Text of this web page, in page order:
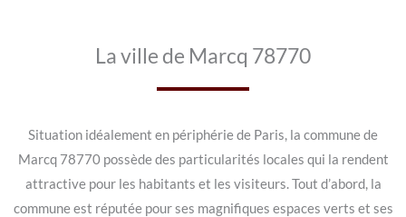
La ville de Marcq 78770
Situation idéalement en périphérie de Paris, la commune de
Marcq 78770 possède des particularités locales qui la rendent
attractive pour les habitants et les visiteurs. Tout d’abord, la
commune est réputée pour ses magnifiques espaces verts et ses